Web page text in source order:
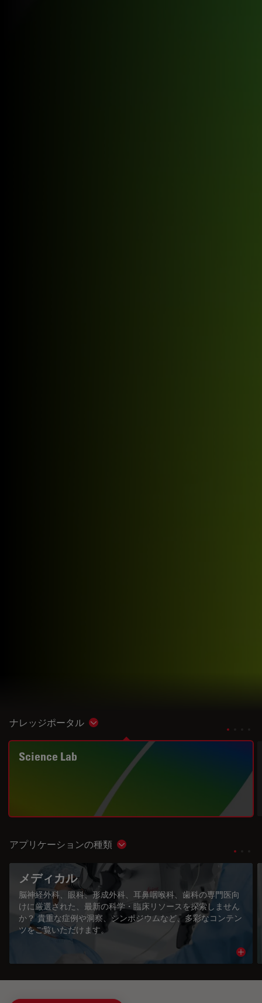
ナレッジポータル Show subnavigation
Science Lab
アプリケーションの種類 Show subnavigation
メディカル
脳神経外科、眼科、形成外科、耳鼻咽喉科、歯科の専門医向
けに厳選された、最新の科学・臨床リソースを探索しません
か？ 貴重な症例や洞察、シンポジウムなど、多彩なコンテン
ツをご覧いただけます。